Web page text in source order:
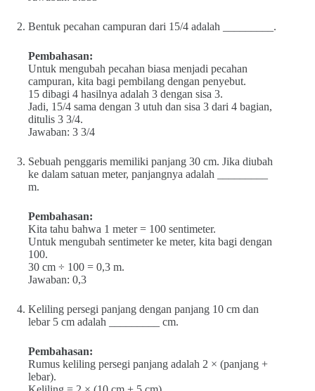
Bentuk pecahan campuran dari 15/4 adalah _________.
Pembahasan:
Untuk mengubah pecahan biasa menjadi pecahan
campuran, kita bagi pembilang dengan penyebut.
15 dibagi 4 hasilnya adalah 3 dengan sisa 3.
Jadi, 15/4 sama dengan 3 utuh dan sisa 3 dari 4 bagian,
ditulis 3 3/4.
Jawaban: 3 3/4
Sebuah penggaris memiliki panjang 30 cm. Jika diubah
ke dalam satuan meter, panjangnya adalah _________
m.
Pembahasan:
Kita tahu bahwa 1 meter = 100 sentimeter.
Untuk mengubah sentimeter ke meter, kita bagi dengan
100.
30 cm ÷ 100 = 0,3 m.
Jawaban: 0,3
Keliling persegi panjang dengan panjang 10 cm dan
lebar 5 cm adalah _________ cm.
Pembahasan:
Rumus keliling persegi panjang adalah 2 × (panjang +
lebar).